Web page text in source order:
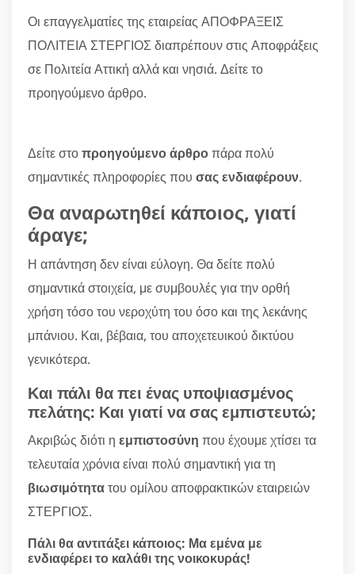
Οι επαγγελματίες της εταιρείας ΑΠΟΦΡΑΞΕΙΣ
ΠΟΛΙΤΕΙΑ ΣΤΕΡΓΙΟΣ διαπρέπουν στις Αποφράξεις
σε Πολιτεία Αττική αλλά και νησιά. Δείτε το
προηγούμενο άρθρο.
Δείτε στοπροηγούμενο άρθροπάρα πολύ
σημαντικές πληροφορίες που σας ενδιαφέρουν.
Θα αναρωτηθεί κάποιος, γιατί
άραγε;
Η απάντηση δεν είναι εύλογη. Θα δείτε πολύ
σημαντικά στοιχεία, με συμβουλές για την ορθή
χρήση τόσο του νεροχύτη του όσο και της λεκάνης
μπάνιου. Και, βέβαια, του αποχετευικού δικτύου
γενικότερα.
Και πάλι θα πει ένας υποψιασμένος
πελάτης: Και γιατί να σας εμπιστευτώ;
Ακριβώς διότι η εμπιστοσύνη που έχουμε χτίσει τα
τελευταία χρόνια είναι πολύ σημαντική για τη
βιωσιμότητατου ομίλου αποφρακτικών εταιρειών
ΣΤΕΡΓΙΟΣ.
Πάλι θα αντιτάξει κάποιος: Μα εμένα με
ενδιαφέρει το καλάθι της νοικοκυράς!